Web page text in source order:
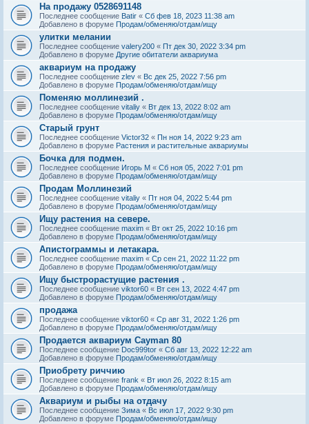
На продажу 0528691148
Последнее сообщение Batir « Сб фев 18, 2023 11:38 am
Добавлено в форуме Продам/обменяю/отдам/ищу
улитки мелании
Последнее сообщение valery200 « Пт дек 30, 2022 3:34 pm
Добавлено в форуме Другие обитатели аквариума
аквариум на продажу
Последнее сообщение zlev « Вс дек 25, 2022 7:56 pm
Добавлено в форуме Продам/обменяю/отдам/ищу
Поменяю моллинезий .
Последнее сообщение vitaliy « Вт дек 13, 2022 8:02 am
Добавлено в форуме Продам/обменяю/отдам/ищу
Старый грунт
Последнее сообщение Victor32 « Пн ноя 14, 2022 9:23 am
Добавлено в форуме Растения и растительные аквариумы
Бочка для подмен.
Последнее сообщение Игорь М « Сб ноя 05, 2022 7:01 pm
Добавлено в форуме Продам/обменяю/отдам/ищу
Продам Моллинезий
Последнее сообщение vitaliy « Пт ноя 04, 2022 5:44 pm
Добавлено в форуме Продам/обменяю/отдам/ищу
Ищу растения на севере.
Последнее сообщение maxim « Вт окт 25, 2022 10:16 pm
Добавлено в форуме Продам/обменяю/отдам/ищу
Апистограммы и летакара.
Последнее сообщение maxim « Ср сен 21, 2022 11:22 pm
Добавлено в форуме Продам/обменяю/отдам/ищу
Ищу быстрорастущие растения .
Последнее сообщение viktor60 « Вт сен 13, 2022 4:47 pm
Добавлено в форуме Продам/обменяю/отдам/ищу
продажа
Последнее сообщение viktor60 « Ср авг 31, 2022 1:26 pm
Добавлено в форуме Продам/обменяю/отдам/ищу
Продается аквариум Cayman 80
Последнее сообщение Doc999tor « Сб авг 13, 2022 12:22 am
Добавлено в форуме Продам/обменяю/отдам/ищу
Приобрету риччию
Последнее сообщение frank « Вт июл 26, 2022 8:15 am
Добавлено в форуме Продам/обменяю/отдам/ищу
Аквариум и рыбы на отдачу
Последнее сообщение Зима « Вс июл 17, 2022 9:30 pm
Добавлено в форуме Продам/обменяю/отдам/ищу